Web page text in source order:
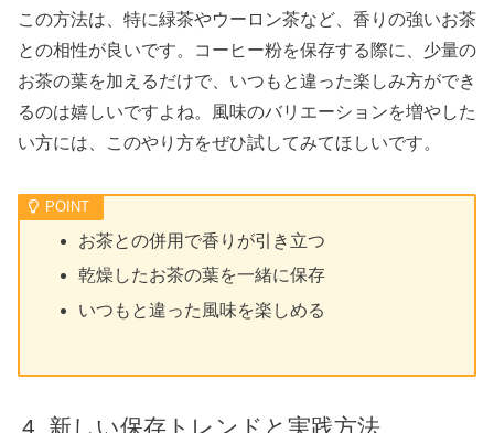
この方法は、特に緑茶やウーロン茶など、香りの強いお茶
との相性が良いです。コーヒー粉を保存する際に、少量の
お茶の葉を加えるだけで、いつもと違った楽しみ方ができ
るのは嬉しいですよね。風味のバリエーションを増やした
い方には、このやり方をぜひ試してみてほしいです。
お茶との併用で香りが引き立つ
乾燥したお茶の葉を一緒に保存
いつもと違った風味を楽しめる
新しい保存トレンドと実践方法